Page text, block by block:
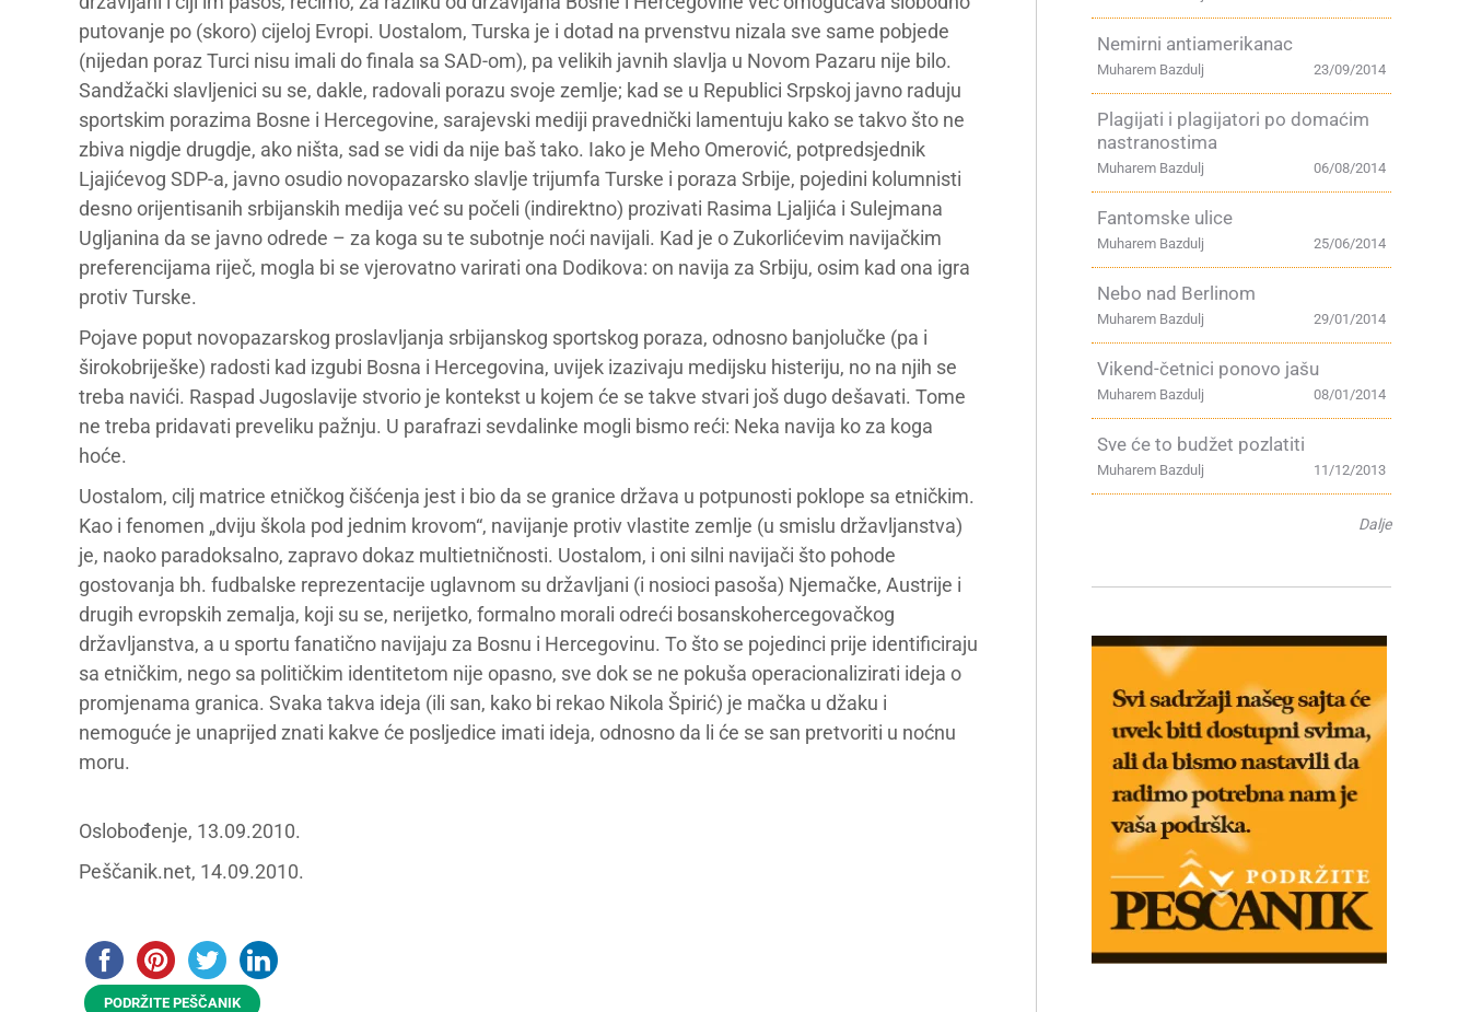
putovanje po (skoro) cijeloj Evropi. Uostalom, Turska je i dotad na prvenstvu nizala sve same pobjede
(nijedan poraz Turci nisu imali do finala sa SAD-om), pa velikih javnih slavlja u Novom Pazaru nije bilo.
Sandžački slavljenici su se, dakle, radovali porazu svoje zemlje; kad se u Republici Srpskoj javno raduju
sportskim porazima Bosne i Hercegovine, sarajevski mediji pravednički lamentuju kako se takvo što ne
zbiva nigdje drugdje, ako ništa, sad se vidi da nije baš tako. Iako je Meho Omerović, potpredsjednik
Ljajićevog SDP-a, javno osudio novopazarsko slavlje trijumfa Turske i poraza Srbije, pojedini kolumnisti
desno orijentisanih srbijanskih medija već su počeli (indirektno) prozivati Rasima Ljaljića i Sulejmana
Ugljanina da se javno odrede – za koga su te subotnje noći navijali. Kad je o Zukorlićevim navijačkim
preferencijama riječ, mogla bi se vjerovatno varirati ona Dodikova: on navija za Srbiju, osim kad ona igra
protiv Turske.
Pojave poput novopazarskog proslavljanja srbijanskog sportskog poraza, odnosno banjolučke (pa i
širokobriješke) radosti kad izgubi Bosna i Hercegovina, uvijek izazivaju medijsku histeriju, no na njih se
treba navići. Raspad Jugoslavije stvorio je kontekst u kojem će se takve stvari još dugo dešavati. Tome
ne treba pridavati preveliku pažnju. U parafrazi sevdalinke mogli bismo reći: Neka navija ko za koga
hoće.
Uostalom, cilj matrice etničkog čišćenja jest i bio da se granice država u potpunosti poklope sa etničkim.
Kao i fenomen „dviju škola pod jednim krovom“, navijanje protiv vlastite zemlje (u smislu državljanstva)
je, naoko paradoksalno, zapravo dokaz multietničnosti. Uostalom, i oni silni navijači što pohode
gostovanja bh. fudbalske reprezentacije uglavnom su državljani (i nosioci pasoša) Njemačke, Austrije i
drugih evropskih zemalja, koji su se, nerijetko, formalno morali odreći bosanskohercegovačkog
državljanstva, a u sportu fanatično navijaju za Bosnu i Hercegovinu. To što se pojedinci prije identificiraju
sa etničkim, nego sa političkim identitetom nije opasno, sve dok se ne pokuša operacionalizirati ideja o
promjenama granica. Svaka takva ideja (ili san, kako bi rekao Nikola Špirić) je mačka u džaku i
nemoguće je unaprijed znati kakve će posljedice imati ideja, odnosno da li će se san pretvoriti u noćnu
moru.
Oslobođenje, 13.09.2010.
Peščanik.net, 14.09.2010.
PODRŽITE PEŠČANIK
Nemirni antiamerikanac
23/09/2014
Muharem Bazdulj
Plagijati i plagijatori po domaćim
nastranostima
06/08/2014
Muharem Bazdulj
Fantomske ulice
25/06/2014
Muharem Bazdulj
Nebo nad Berlinom
29/01/2014
Muharem Bazdulj
Vikend-četnici ponovo jašu
08/01/2014
Muharem Bazdulj
Sve će to budžet pozlatiti
11/12/2013
Muharem Bazdulj
Dalje